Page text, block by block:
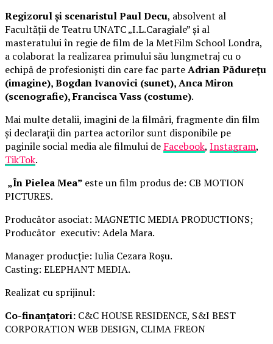
Regizorul și scenaristul Paul Decu, absolvent al
Facultății de Teatru UNATC „I.L.Caragiale” și al
masteratului în regie de film de la MetFilm School Londra,
a colaborat la realizarea primului său lungmetraj cu o
echipă de profesioniști din care fac parteAdrian Pădurețu
(imagine), Bogdan Ivanovici (sunet), Anca Miron
(scenografie), Francisca Vass (costume).
Mai multe detalii, imagini de la filmări, fragmente din film
și declarații din partea actorilor sunt disponibile pe
paginile social media ale filmului de Facebook, Instagram,
TikTok.
„În Pielea Mea” este un film produs de: CB MOTION
PICTURES.
Producător asociat: MAGNETIC MEDIA PRODUCTIONS;
Producător executiv: Adela Mara.
Manager producție: Iulia Cezara Roșu.
Casting: ELEPHANT MEDIA.
Realizat cu sprijinul:
Co-finanțatori: C&C HOUSE RESIDENCE, S&I BEST
CORPORATION WEB DESIGN, CLIMA FREON